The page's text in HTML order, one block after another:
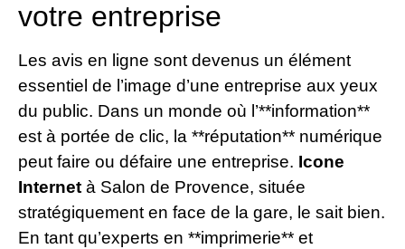
votre entreprise
Les avis en ligne sont devenus un élément
essentiel de l’image d’une entreprise aux yeux
du public. Dans un monde où l’**information**
est à portée de clic, la **réputation** numérique
peut faire ou défaire une entreprise. Icone
Internet à Salon de Provence, située
stratégiquement en face de la gare, le sait bien.
En tant qu’experts en **imprimerie** et